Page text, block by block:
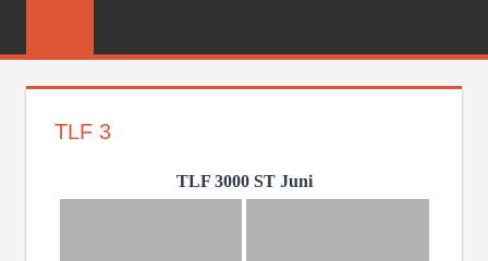
FEUERWEHR
TLF 3
TLF 3000 ST Juni